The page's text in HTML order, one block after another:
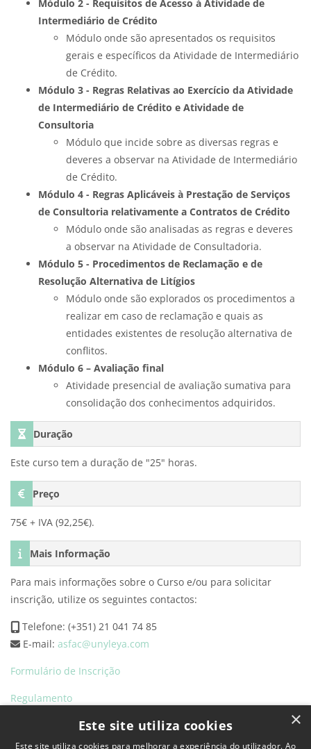
Módulo 2 - Requisitos de Acesso à Atividade de
Intermediário de Crédito
Módulo onde são apresentados os requisitos
gerais e específicos da Atividade de Intermediário
de Crédito.
Módulo 3 - Regras Relativas ao Exercício da Atividade
de Intermediário de Crédito e Atividade de
Consultoria
Módulo que incide sobre as diversas regras e
deveres a observar na Atividade de Intermediário
de Crédito.
Módulo 4 - Regras Aplicáveis à Prestação de Serviços
de Consultoria relativamente a Contratos de Crédito
Módulo onde são analisadas as regras e deveres
a observar na Atividade de Consultadoria.
Módulo 5 - Procedimentos de Reclamação e de
Resolução Alternativa de Litígios
Módulo onde são explorados os procedimentos a
realizar em caso de reclamação e quais as
entidades existentes de resolução alternativa de
conflitos.
Módulo 6 – Avaliação final
Atividade presencial de avaliação sumativa para
consolidação dos conhecimentos adquiridos.
Duração
Este curso tem a duração de "25" horas.
Preço
75€ + IVA (92,25€).
Mais Informação
Para mais informações sobre o Curso e/ou para solicitar
inscrição, utilize os seguintes contactos:
Telefone: (+351) 21 041 74 85
E-mail: asfac@unyleya.com
Formulário de Inscrição
Regulamento
Blocos
×
Este site utiliza cookies
Este site utiliza cookies para melhorar a experiência do utilizador. Ao